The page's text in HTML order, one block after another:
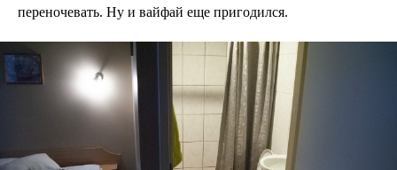
переночевать. Ну и вайфай еще пригодился.